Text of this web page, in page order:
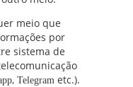
meio que
por
sistema de
, Telegram etc.).